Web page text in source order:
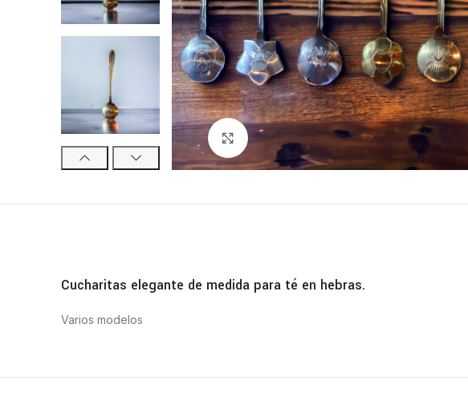
Click para ampliar
Cucharitas elegante de medida para té en hebras.
Varios modelos